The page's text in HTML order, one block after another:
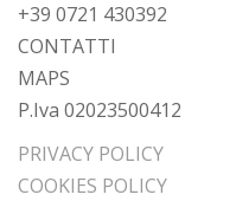
+39 0721 430392
CONTATTI
MAPS
P.Iva 02023500412
PRIVACY POLICY
COOKIES POLICY